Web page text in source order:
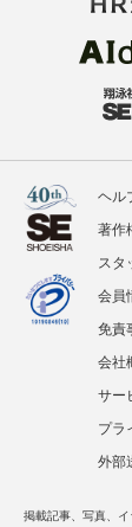
ヘル
著作
スタ
会員
免責
会社
サー
プラ
外部
掲載記事、写真、イ